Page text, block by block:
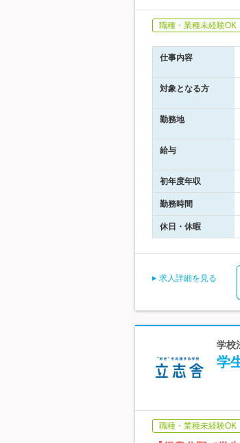
職種・業種未経験OK
仕事内容
対象となる方
勤務地
給与
初年度年収
勤務時間
休日・休暇
求人詳細を見る
学校
学
職種・業種未経験OK